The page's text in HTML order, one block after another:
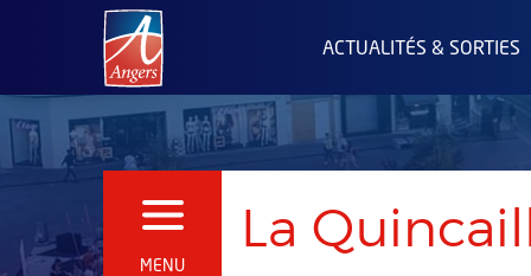
Angers.fr : Retour à l'accueil
ACTUALITÉS & SORTIES
MENU
OUVRIR LE MENU La